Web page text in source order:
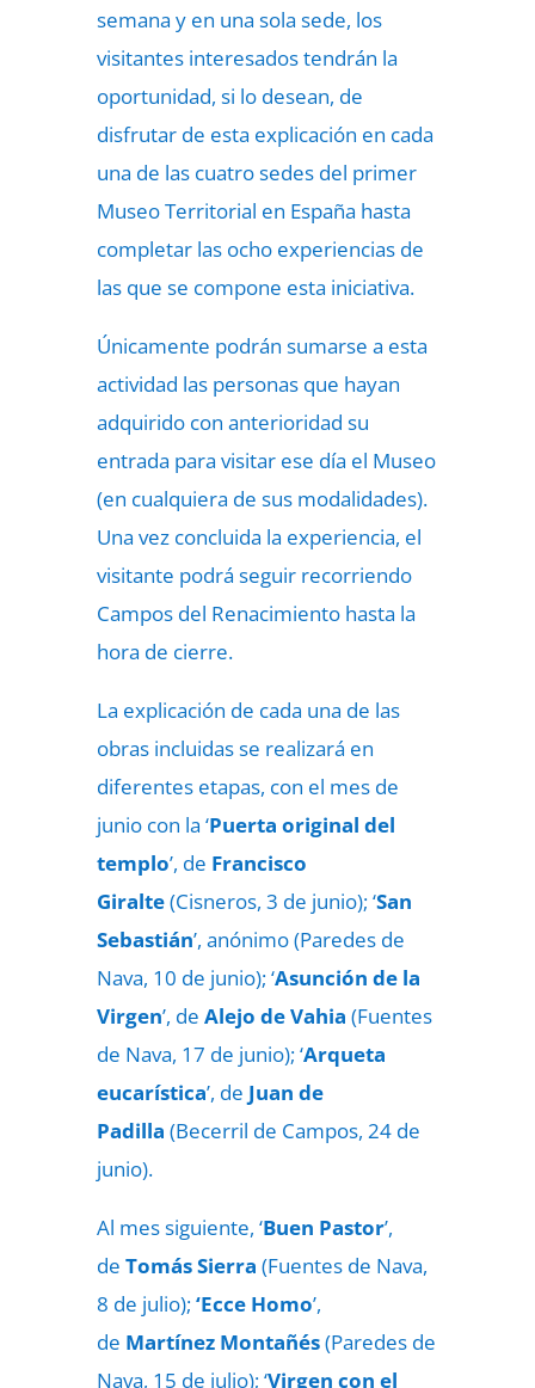
semana y en una sola sede, los
visitantes interesados tendrán la
oportunidad, si lo desean, de
disfrutar de esta explicación en cada
una de las cuatro sedes del primer
Museo Territorial en España hasta
completar las ocho experiencias de
las que se compone esta iniciativa.
Únicamente podrán sumarse a esta
actividad las personas que hayan
adquirido con anterioridad su
entrada para visitar ese día el Museo
(en cualquiera de sus modalidades).
Una vez concluida la experiencia, el
visitante podrá seguir recorriendo
Campos del Renacimiento hasta la
hora de cierre.
La explicación de cada una de las
obras incluidas se realizará en
diferentes etapas, con el mes de
junio con la ‘Puerta original del
templo’, de Francisco
Giralte(Cisneros, 3 de junio); ‘San
Sebastián’, anónimo (Paredes de
Nava, 10 de junio); ‘Asunción de la
Virgen’, de Alejo de Vahia (Fuentes
de Nava, 17 de junio); ‘Arqueta
eucarística’, de Juan de
Padilla (Becerril de Campos, 24 de
junio).
Al mes siguiente, ‘Buen Pastor’,
de Tomás Sierra (Fuentes de Nava,
8 de julio);‘Ecce Homo’,
de Martínez Montañés(Paredes de
Nava, 15 de julio); ‘Virgen con el